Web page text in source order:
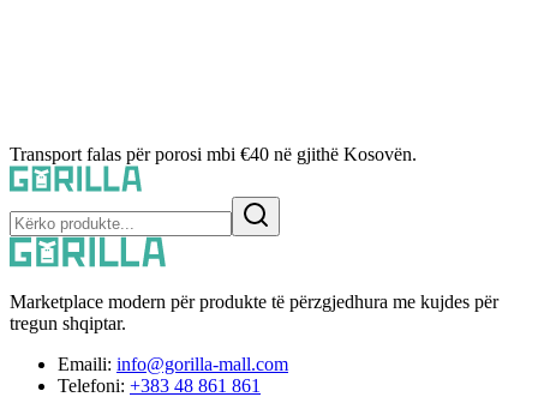
Transport falas për porosi mbi €40 në gjithë Kosovën.
Marketplace modern për produkte të përzgjedhura me kujdes për
tregun shqiptar.
Emaili: info@gorilla-mall.com
Telefoni: +383 48 861 861